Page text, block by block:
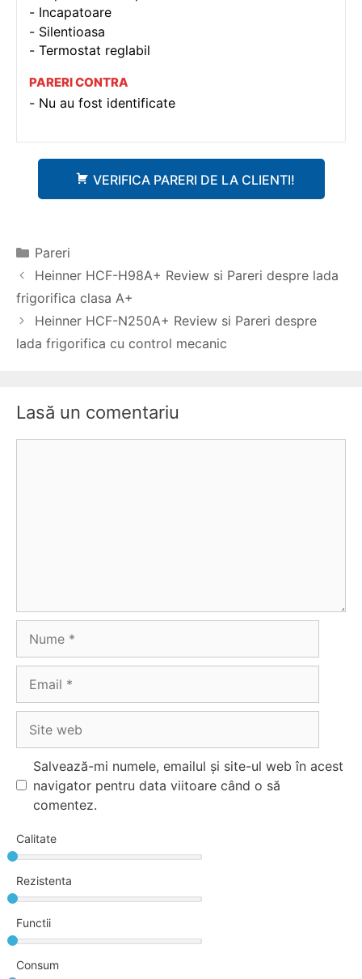
Incapatoare
Silentioasa
Termostat reglabil
PARERI CONTRA
Nu au fost identificate
VERIFICA PARERI DE LA CLIENTI!
Categorii
Pareri
Navigare
în
articole
Heinner HCF-H98A+ Review si Pareri despre lada
frigorifica clasa A+
Heinner HCF-N250A+ Review si Pareri despre
lada frigorifica cu control mecanic
Lasă un comentariu
web
Salvează-mi numele, emailul și site-ul web în acest
navigator pentru data viitoare când o să
comentez.
Calitate
Rezistenta
Functii
Consum